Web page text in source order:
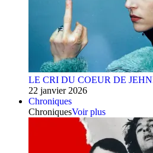
LE CRI DU COEUR DE
22 janvier 2026
Chroniques
ChroniquesVoir plus